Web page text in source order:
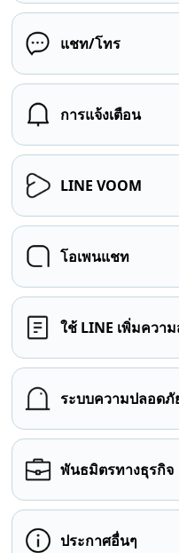
แชท/โทร
การแจ้งเตือน
LINE VOOM
โอเพนแชท
ใช้ LINE เพิ่มควา
ระบบความปลอดภั
พันธมิตรทางธุรกิจ
ประกาศอื่นๆ